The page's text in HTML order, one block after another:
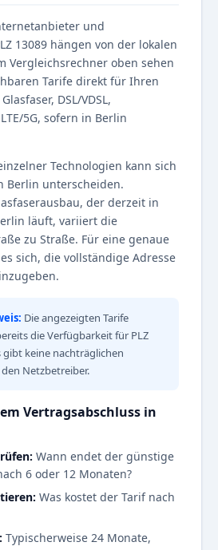
und
13089 hängen von der lokalen
Vergleichsrechner oben sehen
Tarife direkt für Ihren
DSL/VDSL,
5G, sofern in Berlin
Technologien kann sich
Berlin unterscheiden.
der derzeit in
läuft, variiert die
zu Straße. Für eine genaue
sich, die vollständige Adresse
Die angezeigten Tarife
die Verfügbarkeit für PLZ
gibt keine nachträglichen
Netzbetreiber.
Vertragsabschluss in
Wann endet der günstige
6 oder 12 Monaten?
Was kostet der Tarif nach
Typischerweise 24 Monate,